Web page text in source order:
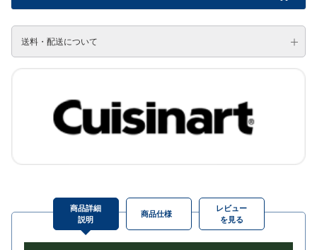
送料・配送について
商品詳細
説明
商品仕様
レビュー
を見る